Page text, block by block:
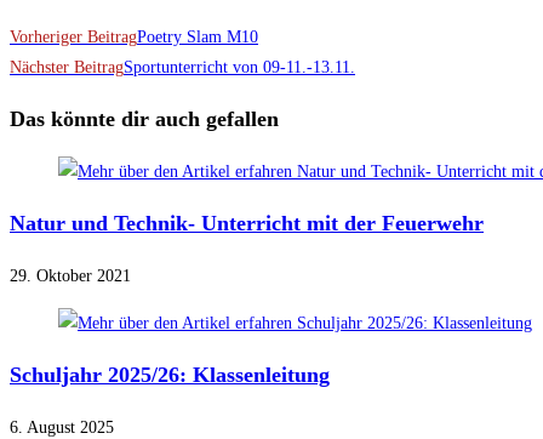
Vorheriger BeitragPoetry Slam M10
Nächster BeitragSportunterricht von 09-11.-13.11.
Das könnte dir auch gefallen
Natur und Technik- Unterricht mit der Feuerwehr
29. Oktober 2021
Schuljahr 2025/26: Klassenleitung
6. August 2025